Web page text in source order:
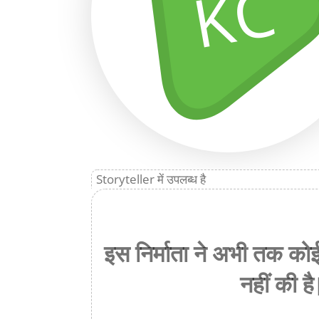
Storyteller में उपलब्ध है
इस निर्माता ने अभी तक
नहीं की